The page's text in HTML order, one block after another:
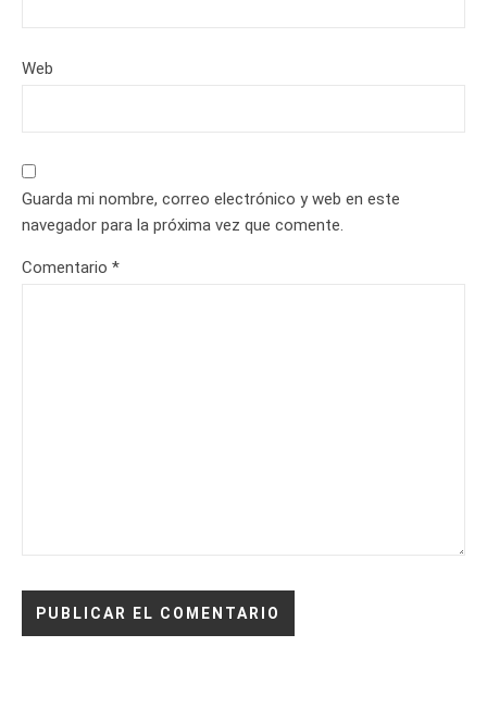
Web
Guarda mi nombre, correo electrónico y web en este
navegador para la próxima vez que comente.
Comentario *